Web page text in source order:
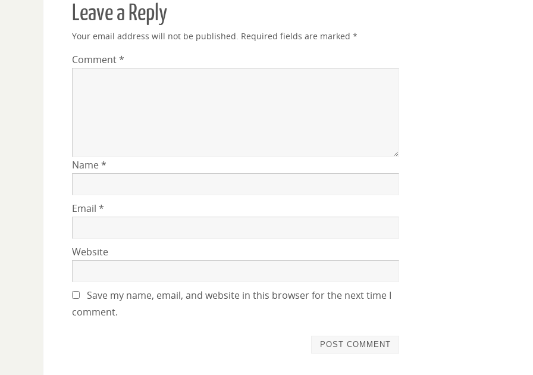
Leave a Reply
Your email address will not be published. Required fields are marked *
Comment*
Name*
Email *
Website
Save my name, email, and website in this browser for the next time I
comment.